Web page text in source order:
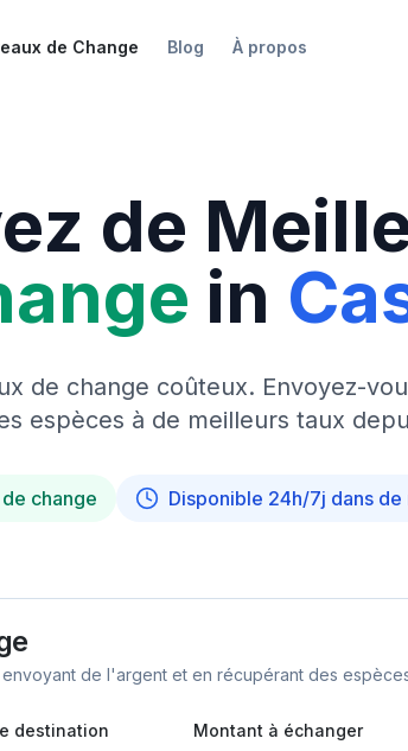
de Change Blog À propos
de
in
de change coûteux. Envoyez-
espèces à de meilleurs taux
change Disponible 24h/7j dans
de l'argent et en récupérant des
destination Montant à échanger